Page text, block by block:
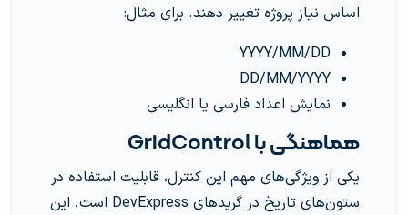
اساس نیاز پروژه تغییر دهند. برای مثال:
YYYY/MM/DD
DD/MM/YYYY
نمایش اعداد فارسی یا انگلیسی
هماهنگی با GridControl
یکی از ویژگی‌های مهم این کنترل، قابلیت استفاده در
ستون‌های تاریخ در گریدهای DevExpress است. این